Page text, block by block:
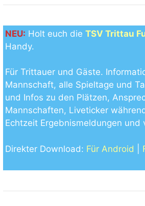
NEU: Holt euch die TSV Trittau
Handy.
Für Trittauer und Gäste.
Mannschaft, alle Spieltage und
und Infos zu den Plätzen,
Mannschaften, Liveticker
Echtzeit Ergebnismeldungen und
Direkter Download: Für Android